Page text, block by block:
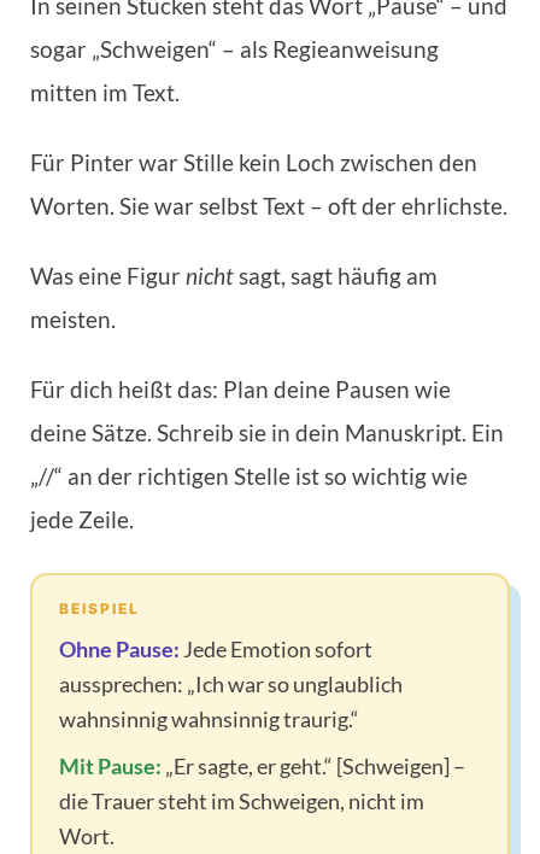
sogar „Schweigen“ – als Regieanweisung
mitten im Text.
Für Pinter war Stille kein Loch zwischen den
Worten. Sie war selbst Text – oft der ehrlichste.
Was eine Figur nichtsagt, sagt häufig am
meisten.
Für dich heißt das: Plan deine Pausen wie
deine Sätze. Schreib sie in dein Manuskript. Ein
„//“ an der richtigen Stelle ist so wichtig wie
jede Zeile.
BEISPIEL
Ohne Pause: Jede Emotion sofort
aussprechen: „Ich war so unglaublich
wahnsinnig wahnsinnig traurig.“
Mit Pause: „Er sagte, er geht.“ [Schweigen] –
die Trauer steht im Schweigen, nicht im
Wort.